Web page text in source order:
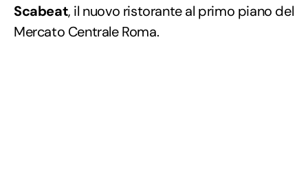
Scabeat, il nuovo ristorante al primo piano del
Mercato Centrale Roma.